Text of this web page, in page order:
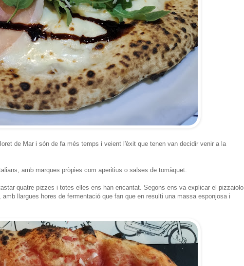
de Mar i són de fa més temps i veient l'èxit que tenen van decidir venir a la
amb marques pròpies com aperitius o salses de tomàquet.
quatre pizzes i totes elles ens han encantat. Segons ens va explicar el pizzaiolo,
llargues hores de fermentació que fan que en resulti una massa esponjosa i